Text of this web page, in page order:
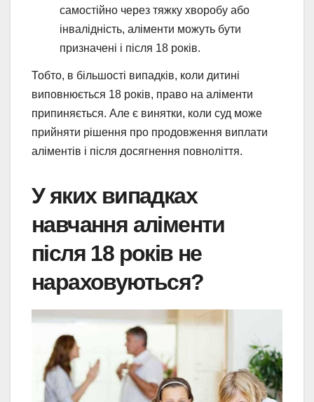
самостійно через тяжку хворобу або
інвалідність, аліменти можуть бути
призначені і після 18 років.
Тобто, в більшості випадків, коли дитині
виповнюється 18 років, право на аліменти
припиняється. Але є винятки, коли суд може
прийняти рішення про продовження виплати
аліментів і після досягнення повноліття.
У яких випадках
навчання аліменти
після 18 років не
нараховуються?